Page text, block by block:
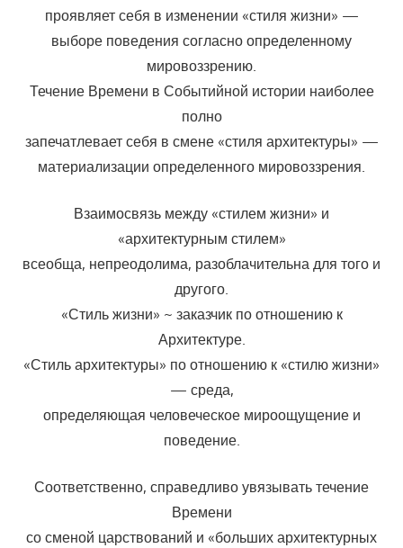
проявляет себя в изменении «стиля жизни» —
выборе поведения согласно определенному
мировоззрению.
Течение Времени в Событийной истории наиболее
полно
запечатлевает себя в смене «стиля архитектуры» —
материализации определенного мировоззрения.
Взаимосвязь между «стилем жизни» и
«архитектурным стилем»
всеобща, непреодолима, разоблачительна для того и
другого.
«Стиль жизни» ~ заказчик по отношению к
Архитектуре.
«Стиль архитектуры» по отношению к «стилю жизни»
— среда,
определяющая человеческое мироощущение и
поведение.
Соответственно, справедливо увязывать течение
Времени
со сменой царствований и «больших архитектурных